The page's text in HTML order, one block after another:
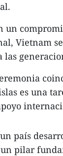
un
Vietnam
es una
país
pilar